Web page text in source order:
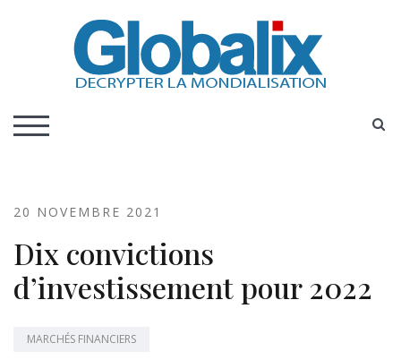
Globalix
TOGGLE MOBILE MENU
20 NOVEMBRE 2021
Dix convictions
d’investissement pour 2022
MARCHÉS FINANCIERS